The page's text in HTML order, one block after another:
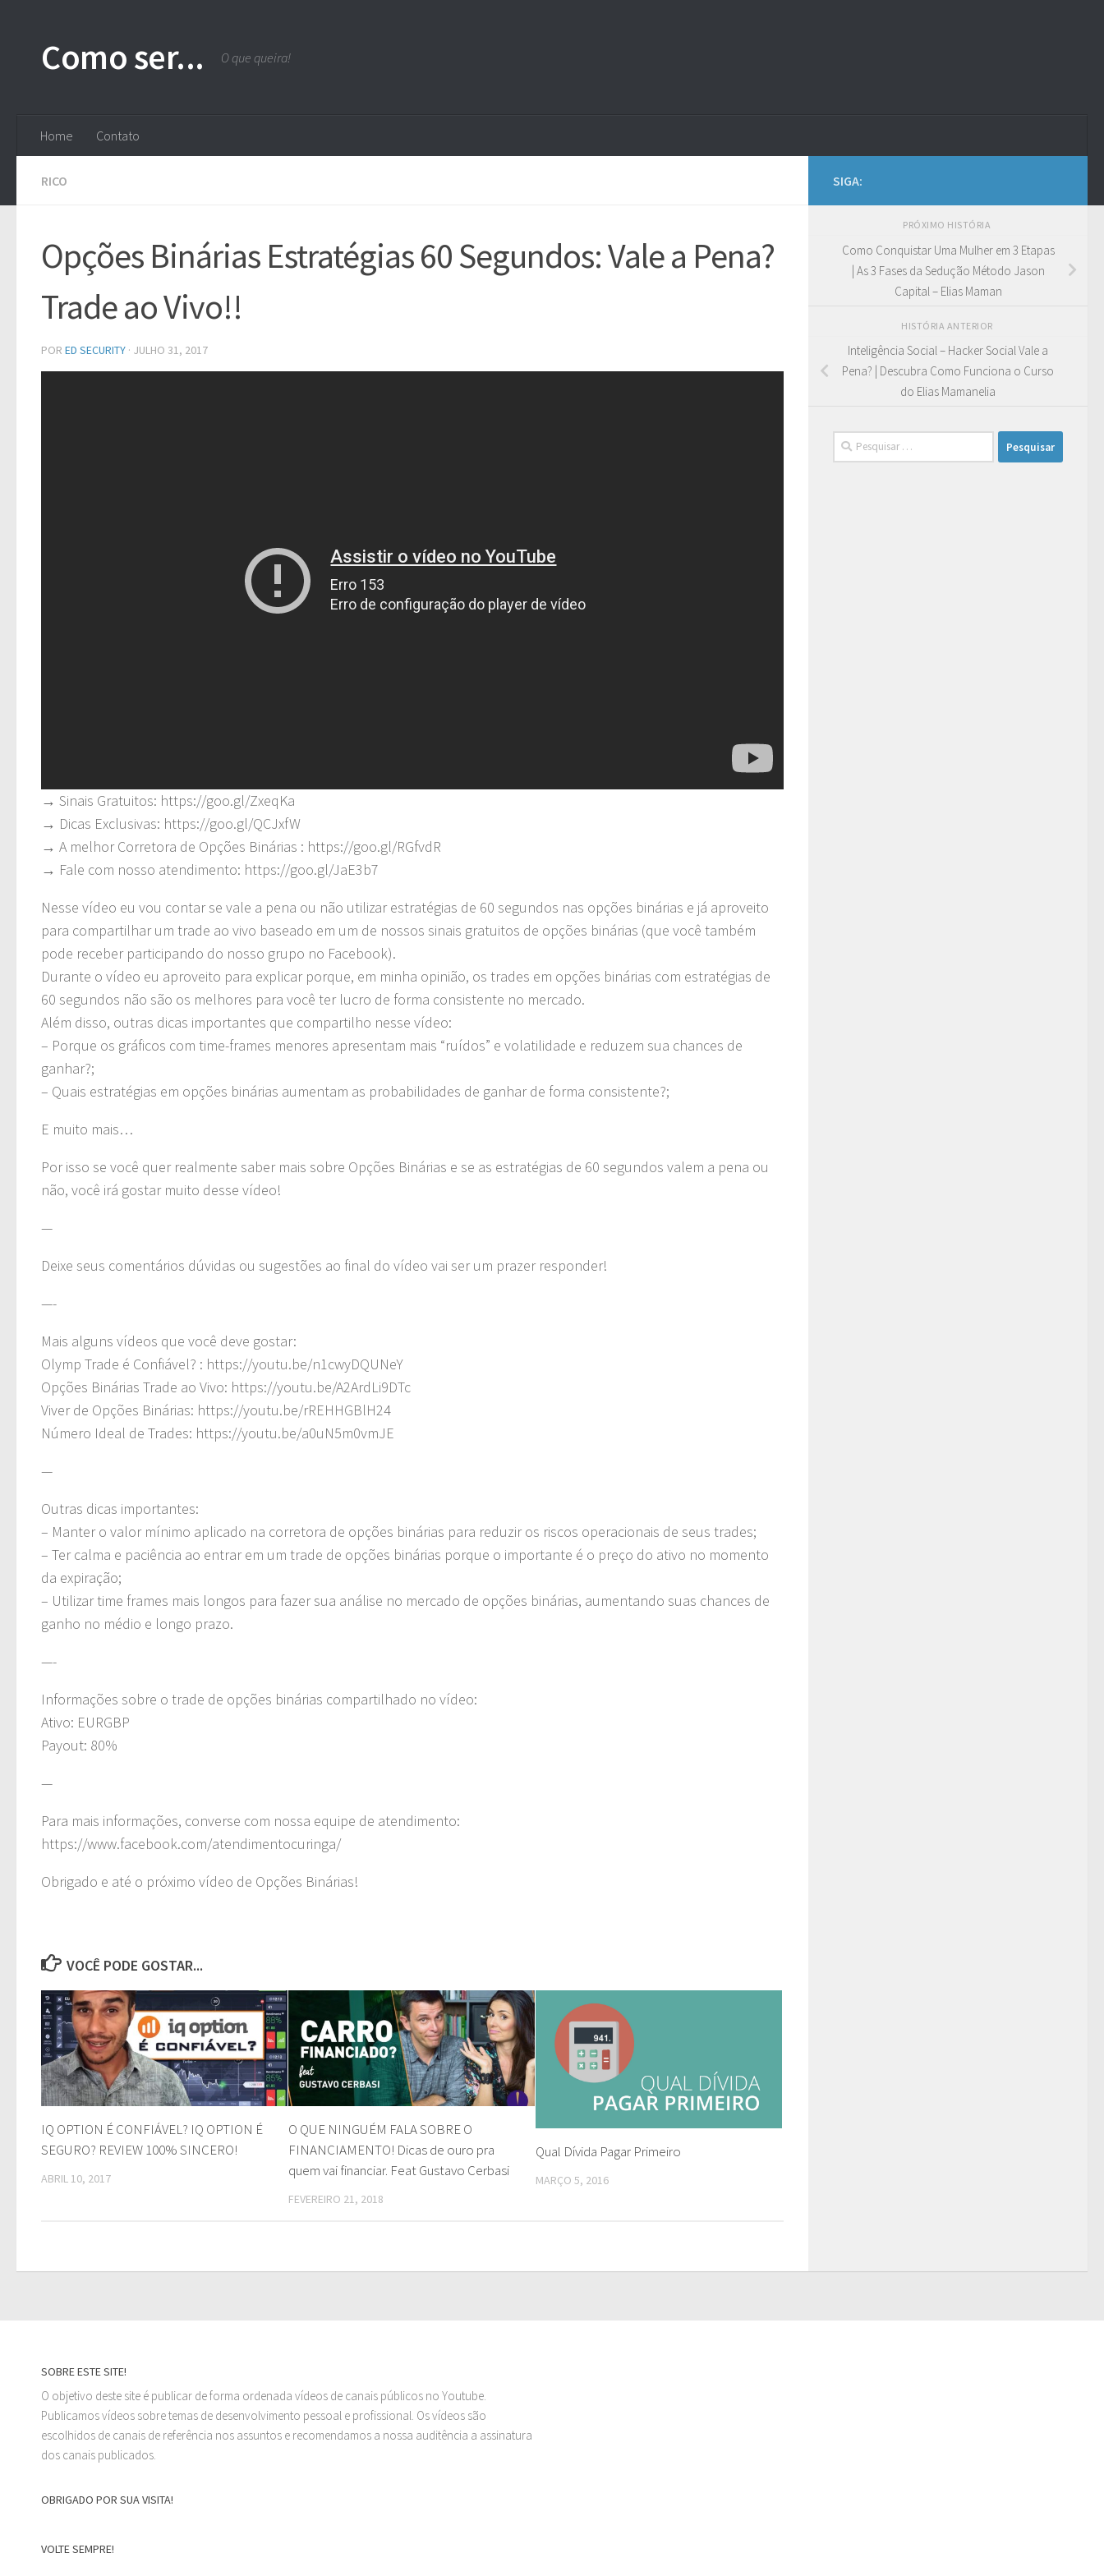
Como ser... O que queira!
Home Contato
RICO
Opções Binárias Estratégias 60 Segundos: Vale a Pena?
Trade ao Vivo!!
POR ED SECURITY · JULHO 31, 2017
→ Sinais Gratuitos: https://goo.gl/ZxeqKa
→ Dicas Exclusivas: https://goo.gl/QCJxfW
→ A melhor Corretora de Opções Binárias : https://goo.gl/RGfvdR
→ Fale com nosso atendimento: https://goo.gl/JaE3b7
Nesse vídeo eu vou contar se vale a pena ou não utilizar estratégias de 60 segundos nas opções binárias e já aproveito
para compartilhar um trade ao vivo baseado em um de nossos sinais gratuitos de opções binárias (que você também
pode receber participando do nosso grupo no Facebook).
Durante o vídeo eu aproveito para explicar porque, em minha opinião, os trades em opções binárias com estratégias de
60 segundos não são os melhores para você ter lucro de forma consistente no mercado.
Além disso, outras dicas importantes que compartilho nesse vídeo:
– Porque os gráficos com time-frames menores apresentam mais “ruídos” e volatilidade e reduzem sua chances de
ganhar?;
– Quais estratégias em opções binárias aumentam as probabilidades de ganhar de forma consistente?;
E muito mais…
Por isso se você quer realmente saber mais sobre Opções Binárias e se as estratégias de 60 segundos valem a pena ou
não, você irá gostar muito desse vídeo!
—
Deixe seus comentários dúvidas ou sugestões ao final do vídeo vai ser um prazer responder!
—-
Mais alguns vídeos que você deve gostar:
Olymp Trade é Confiável? : https://youtu.be/n1cwyDQUNeY
Opções Binárias Trade ao Vivo: https://youtu.be/A2ArdLi9DTc
Viver de Opções Binárias: https://youtu.be/rREHHGBlH24
Número Ideal de Trades: https://youtu.be/a0uN5m0vmJE
—
Outras dicas importantes:
– Manter o valor mínimo aplicado na corretora de opções binárias para reduzir os riscos operacionais de seus trades;
– Ter calma e paciência ao entrar em um trade de opções binárias porque o importante é o preço do ativo no momento
da expiração;
– Utilizar time frames mais longos para fazer sua análise no mercado de opções binárias, aumentando suas chances de
ganho no médio e longo prazo.
—-
Informações sobre o trade de opções binárias compartilhado no vídeo:
Ativo: EURGBP
Payout: 80%
—
Para mais informações, converse com nossa equipe de atendimento:
https://www.facebook.com/atendimentocuringa/
Obrigado e até o próximo vídeo de Opções Binárias!
VOCÊ PODE GOSTAR...
IQ OPTION É CONFIÁVEL? IQ OPTION É
SEGURO? REVIEW 100% SINCERO!
ABRIL 10, 2017
O QUE NINGUÉM FALA SOBRE O
FINANCIAMENTO! Dicas de ouro pra
quem vai financiar. Feat Gustavo Cerbasi
FEVEREIRO 21, 2018
Qual Dívida Pagar Primeiro
MARÇO 5, 2016
SIGA:
PRÓXIMO HISTÓRIA
Como Conquistar Uma Mulher em 3 Etapas
| As 3 Fases da Sedução Método Jason
Capital – Elias Maman
HISTÓRIA ANTERIOR
Inteligência Social – Hacker Social Vale a
Pena? | Descubra Como Funciona o Curso
do Elias Mamanelia
Pesquisar
por:
SOBRE ESTE SITE!
O objetivo deste site é publicar de forma ordenada vídeos de canais públicos no Youtube.
Publicamos vídeos sobre temas de desenvolvimento pessoal e profissional. Os vídeos são
escolhidos de canais de referência nos assuntos e recomendamos a nossa auditência a assinatura
dos canais publicados.
OBRIGADO POR SUA VISITA!
VOLTE SEMPRE!